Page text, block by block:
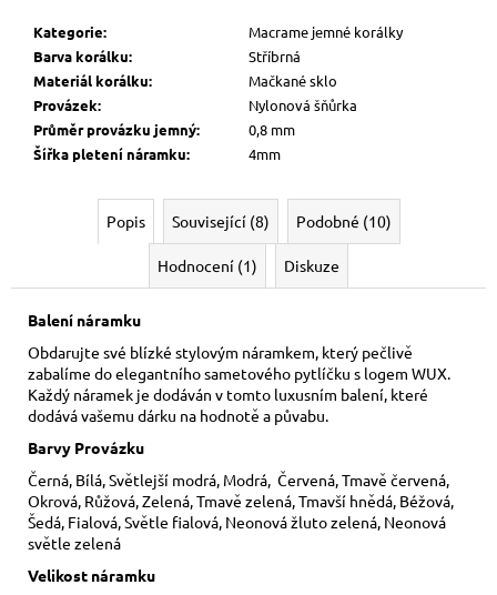
Kategorie:
Macrame jemné korálky
Barva korálku:
Stříbrná
Materiál korálku:
Mačkané sklo
Provázek:
Nylonová šňůrka
Průměr provázku jemný:
0,8 mm
Šířka pletení náramku: 4mm
Popis Související (8) Podobné (10)
Hodnocení (1) Diskuze
Balení náramku
Obdarujte své blízké stylovým náramkem, který pečlivě
zabalíme do elegantního sametového pytlíčku s logem WUX.
Každý náramek je dodáván v tomto luxusním balení, které
dodává vašemu dárku na hodnotě a půvabu.
Barvy Provázku
Černá, Bílá, Světlejší modrá, Modrá, Červená, Tmavě červená,
Okrová, Růžová, Zelená, Tmavě zelená, Tmavší hnědá, Béžová,
Šedá, Fialová, Světle fialová, Neonová žluto zelená, Neonová
světle zelená
Velikost náramku